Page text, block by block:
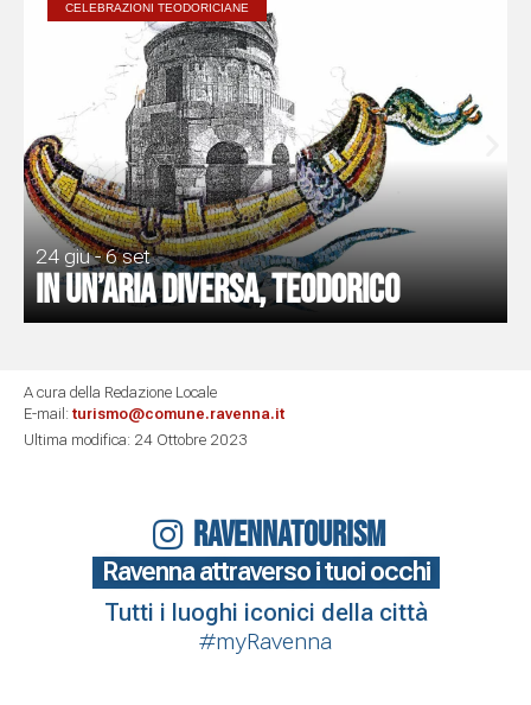
CELEBRAZIONI TEODORICIANE
24 giu - 6 set
In un’aria diversa, Teodorico
A cura della Redazione Locale
E-mail: turismo@comune.ravenna.it
Ultima modifica: 24 Ottobre 2023
RAVENNATOURISM
Ravenna attraverso i tuoi occhi
Tutti i luoghi iconici della città
#myRavenna